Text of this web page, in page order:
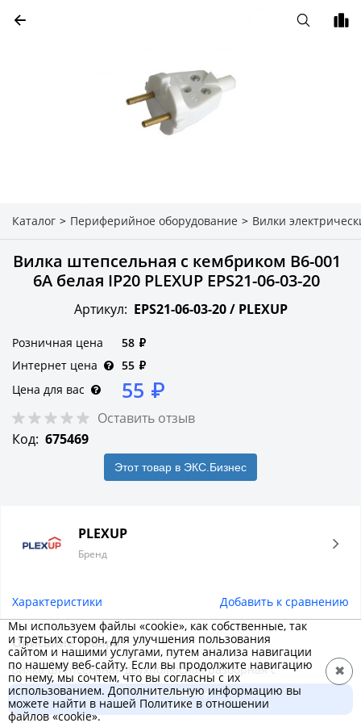
Каталог > Периферийное оборудование > Вилки
Вилка штепсельная c кембриком В6-001
6А белая IP20 PLEXUP EPS21-06-03-20
Артикул: EPS21-06-03-20 / PLEXUP
Розничная цена 58 ₽
Интернет цена
55 ₽
Цена для вас
55 ₽
Оставить отзыв
Код: 675469
Этот товар в ЭКС.Бизнес
PLEXUP
Бренд
Характеристики Добавить к сравнению
Описание товара
Вилка штепсельная двухполюсная разборная с
цилиндрическими штырями предназначена для
присоединения электрических приборов класса защиты II с
В корзину
55 ₽
Мы используем файлы «cookie», как собственные, так
и третьих сторон, для улучшения пользования
сайтом и нашими услугами, путем анализа навигации
по нашему веб-сайту. Если вы продолжите навигацию
по нему, мы сочтем, что вы согласны с их
использованием. Дополнительную информацию вы
можете найти в нашей Политике в отношении
файлов «cookie».
✖